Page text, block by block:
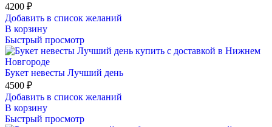
4200 ₽
Добавить в список желаний
В корзину
Быстрый просмотр
Букет невесты Лучший день
4500 ₽
Добавить в список желаний
В корзину
Быстрый просмотр